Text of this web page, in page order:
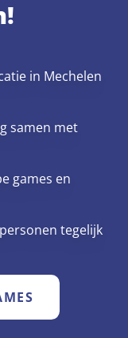
in Mechelen
samen met
games en
tegelijk